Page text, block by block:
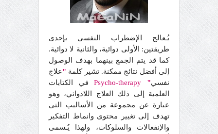
يُـعالج الإضطراب النفسي بإحدى
طريقتين: الأولى دوائية، والثانية لا دوائية.
كما قد يتم الجمع بينهما بهدف الوصول
إلى أفضل نتائج ممكنة. تشير كلمة "علاج
نفسي"
Psycho-therapyفي الكتابات
العلمية إلى ذلك العلاج اللادوائي، وهو
عبارة عن مجموعة من الأساليب التي
تهدف إلى تغيير محتوى وانماط التفكير
والإنفعالات والسلوكات، ولهذا يُـسمى